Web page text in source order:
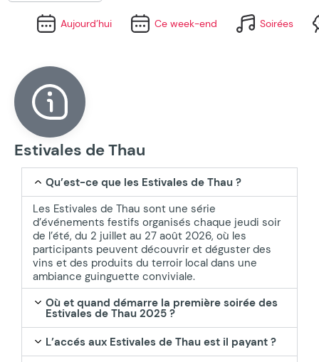
Aujourd’hui Ce week-end Soirées
Estivales de Thau
Qu’est-ce que les Estivales de Thau ?
Les Estivales de Thau sont une série
d’événements festifs organisés chaque jeudi soir
de l’été, du 2 juillet au 27 août 2026, où les
participants peuvent découvrir et déguster des
vins et des produits du terroir local dans une
ambiance guinguette conviviale.
Où et quand démarre la première soirée des
Estivales de Thau 2025 ?
L’accés aux Estivales de Thau est il payant ?